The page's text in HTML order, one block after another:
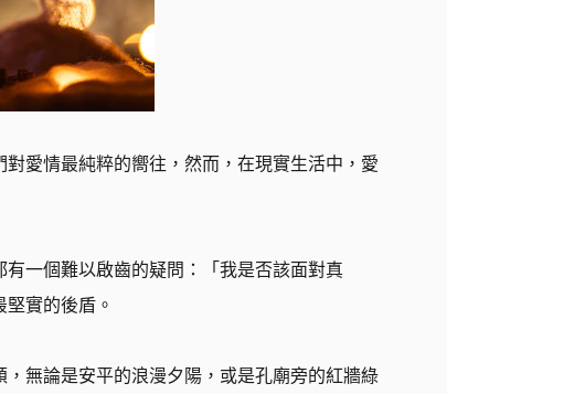
愛情最純粹的嚮往，然而，在現實生活中，愛
一個難以啟齒的疑問：「我是否該面對真
實的後盾。
無論是安平的浪漫夕陽，或是孔廟旁的紅牆綠